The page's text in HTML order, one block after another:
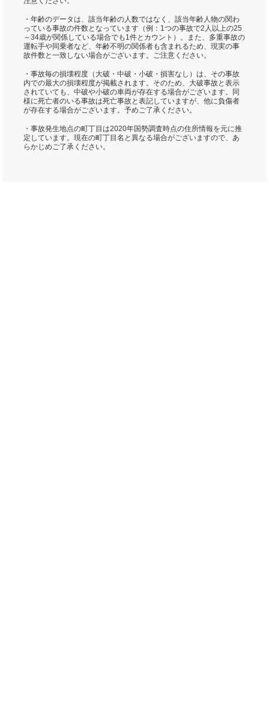
・年齢のデータは、該当年齢の人数ではなく、該当年齢人物の関わ
っている事故の件数となっています（例：1つの事故で2人以上の25
～34歳が関係している場合でも1件とカウント）。また、多重事故の
運転手や同乗者など、年齢不明の関係者も含まれるため、現実の事
故件数と一致しない場合がございます。ご注意ください。
・事故毎の損壊程度（大破・中破・小破・損害なし）は、その事故
内での最大の損壊程度が掲載されます。そのため、大破事故と表示
されていても、中破や小破の車両が存在する場合がございます。同
様に死亡者のいる事故は死亡事故と表記していますが、他に負傷者
が存在する場合がございます。予めご了承ください。
・事故発生地点の町丁目は2020年国勢調査時点の住所情報を元に推
定しています。現在の町丁目名と異なる場合がございますので、あ
らかじめご了承ください。